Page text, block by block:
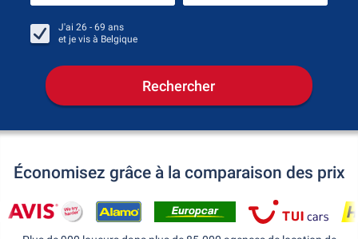
J'ai 26 - 69 ans
et je vis à Belgique
Rechercher
Économisez grâce à la comparaison des prix